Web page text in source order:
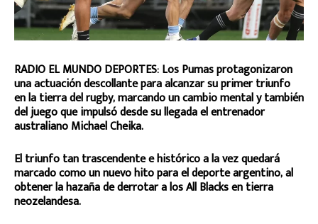
RADIO EL MUNDO DEPORTES: Los Pumas protagonizaron
una actuación descollante para alcanzar su primer triunfo
en la tierra del rugby, marcando un cambio mental y también
del juego que impulsó desde su llegada el entrenador
australiano Michael Cheika.
El triunfo tan trascendente e histórico a la vez quedará
marcado como un nuevo hito para el deporte argentino, al
obtener la hazaña de derrotar a los All Blacks en tierra
neozelandesa.